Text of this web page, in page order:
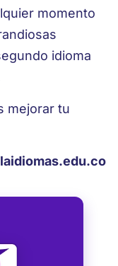
momento
idioma
mejorar tu